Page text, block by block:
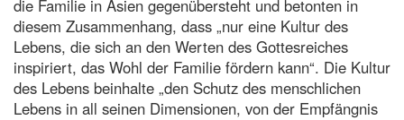
die Familie in Asien gegenübersteht und betonten in
diesem Zusammenhang, dass „nur eine Kultur des
Lebens, die sich an den Werten des Gottesreiches
inspiriert, das Wohl der Familie fördern kann“. Die Kultur
des Lebens beinhalte „den Schutz des menschlichen
Lebens in all seinen Dimensionen, von der Empfängnis